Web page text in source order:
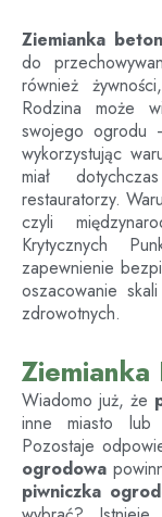
Ziemianka
do
również
Rodzina może
swojego ogrodu
wykorzystując
miał
restauratorzy.
czyli
Krytycznych
zapewnienie
oszacowanie
zdrowotnych.
Wiadomo już, że
inne miasto lub
Pozostaje
ogrodowa
piwniczka